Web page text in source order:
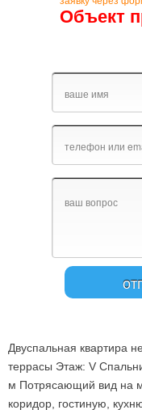
Объект
Двуспальная квартира
террасы Этаж: V
м Потрясающий вид на
коридор, гостиную,